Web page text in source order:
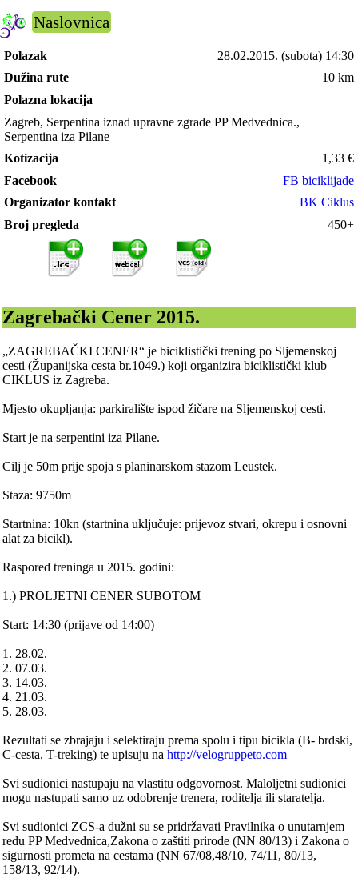
Naslovnica
Polazak 28.02.2015. (subota) 14:30
Dužina rute
10 km
Polazna lokacija
Zagreb, Serpentina iznad upravne zgrade PP Medvednica.,
Serpentina iza Pilane
Kotizacija
1,33 €
Facebook
FB biciklijade
Organizator kontakt
BK Ciklus
Broj pregleda
450+
Zagrebački Cener 2015.
„ZAGREBAČKI CENER“ je biciklistički trening po Sljemenskoj
cesti (Županijska cesta br.1049.) koji organizira biciklistički klub
CIKLUS iz Zagreba.
Mjesto okupljanja: parkiralište ispod žičare na Sljemenskoj cesti.
Start je na serpentini iza Pilane.
Cilj je 50m prije spoja s planinarskom stazom Leustek.
Staza: 9750m
Startnina: 10kn (startnina uključuje: prijevoz stvari, okrepu i osnovni
alat za bicikl).
Raspored treninga u 2015. godini:
1.) PROLJETNI CENER SUBOTOM
Start: 14:30 (prijave od 14:00)
1. 28.02.
2. 07.03.
3. 14.03.
4. 21.03.
5. 28.03.
Rezultati se zbrajaju i selektiraju prema spolu i tipu bicikla (B- brdski,
C-cesta, T-treking) te upisuju nahttp://velogruppeto.com
Svi sudionici nastupaju na vlastitu odgovornost. Maloljetni sudionici
mogu nastupati samo uz odobrenje trenera, roditelja ili staratelja.
Svi sudionici ZCS-a dužni su se pridržavati Pravilnika o unutarnjem
redu PP Medvednica,Zakona o zaštiti prirode (NN 80/13) i Zakona o
sigurnosti prometa na cestama (NN 67/08,48/10, 74/11, 80/13,
158/13, 92/14).